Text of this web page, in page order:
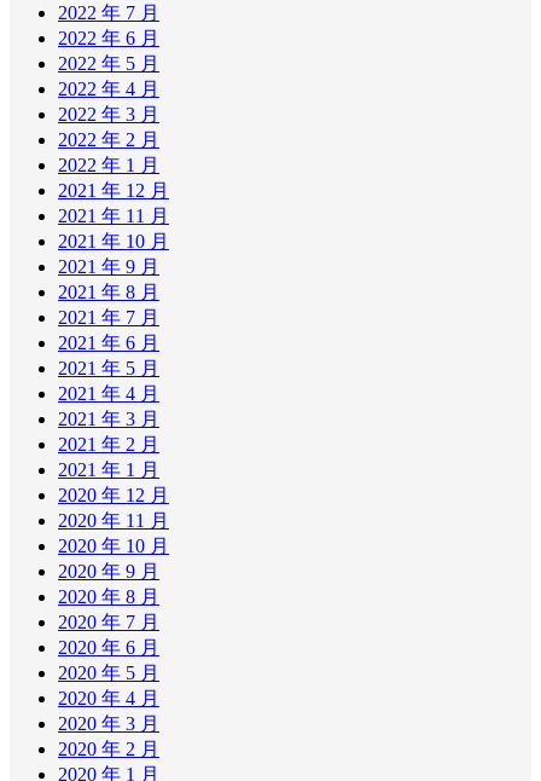
2022 年 7 月
2022 年 6 月
2022 年 5 月
2022 年 4 月
2022 年 3 月
2022 年 2 月
2022 年 1 月
2021 年 12 月
2021 年 11 月
2021 年 10 月
2021 年 9 月
2021 年 8 月
2021 年 7 月
2021 年 6 月
2021 年 5 月
2021 年 4 月
2021 年 3 月
2021 年 2 月
2021 年 1 月
2020 年 12 月
2020 年 11 月
2020 年 10 月
2020 年 9 月
2020 年 8 月
2020 年 7 月
2020 年 6 月
2020 年 5 月
2020 年 4 月
2020 年 3 月
2020 年 2 月
2020 年 1 月